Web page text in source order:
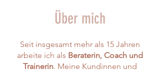
Über mich
Seit insgesamt mehr als 15 Jahren
arbeite ich als Beraterin, Coach und
Trainerin. Meine Kundinnen und